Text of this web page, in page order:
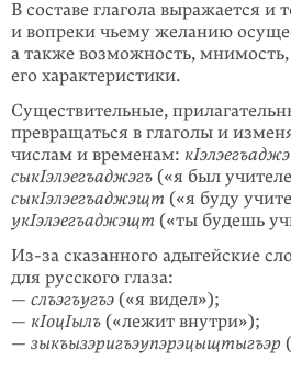
В составе глагола выражается и
и вопреки чьему желанию
а также возможность, мнимость,
его характеристики.
Существительные,
превращаться в глаголы и
числам и временам: кIэлэегъаджэ
сыкIэлэегъаджэгъ («я был
сыкIэлэегъаджэщт («я буду
укIэлэегъаджэщт («ты будешь
Из-за сказанного адыгейские
для русского глаза:
— слъэгъугъэ («я видел»);
— кIоцIылъ («лежит внутри»);
— зыкъызэригъэупэрэцыщтыгъэр